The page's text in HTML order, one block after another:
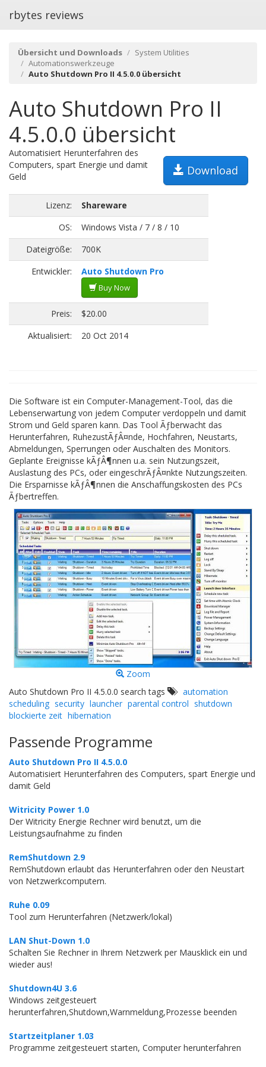
rbytes reviews
Übersicht und Downloads
System Utilities
Automationswerkzeuge
Auto Shutdown Pro II 4.5.0.0 übersicht
Auto Shutdown Pro II
4.5.0.0 übersicht
Download
Automatisiert Herunterfahren des
Computers, spart Energie und damit
Geld
Lizenz:
Shareware
OS:
Windows Vista / 7 / 8 / 10
Dateigröße:
700K
Entwickler:
Auto Shutdown Pro
Buy Now
Preis:
$20.00
Aktualisiert:
20 Oct 2014
Die Software ist ein Computer-Management-Tool, das die
Lebenserwartung von jedem Computer verdoppeln und damit
Strom und Geld sparen kann. Das Tool Ãƒberwacht das
Herunterfahren, RuhezustÃƒÂ¤nde, Hochfahren, Neustarts,
Abmeldungen, Sperrungen oder Auschalten des Monitors.
Geplante Ereignisse kÃƒÂ¶nnen u.a. sein Nutzungszeit,
Auslastung des PCs, oder eingeschrÃƒÂ¤nkte Nutzungszeiten.
Die Ersparnisse kÃƒÂ¶nnen die Anschaffungskosten des PCs
Ãƒbertreffen.
Zoom
Auto Shutdown Pro II 4.5.0.0 search tags
automation
scheduling security launcher parental control shutdown
blockierte zeit hibernation
Passende Programme
Auto Shutdown Pro II 4.5.0.0
Automatisiert Herunterfahren des Computers, spart Energie und
damit Geld
Witricity Power 1.0
Der Witricity Energie Rechner wird benutzt, um die
Leistungsaufnahme zu finden
RemShutdown 2.9
RemShutdown erlaubt das Herunterfahren oder den Neustart
von Netzwerkcomputern.
Ruhe 0.09
Tool zum Herunterfahren (Netzwerk/lokal)
LAN Shut-Down 1.0
Schalten Sie Rechner in Ihrem Netzwerk per Mausklick ein und
wieder aus!
Shutdown4U 3.6
Windows zeitgesteuert
herunterfahren,Shutdown,Warnmeldung,Prozesse beenden
Startzeitplaner 1.03
Programme zeitgesteuert starten, Computer herunterfahren